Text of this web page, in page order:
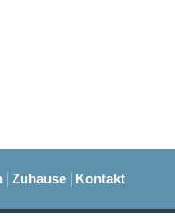
Zuhause Kontakt